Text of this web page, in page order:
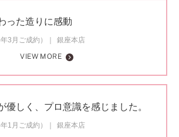
った造りに感動
3月ご成約）
銀座本店
VIEW MORE
優しく、プロ意識を感じました。
1月ご成約）
銀座本店